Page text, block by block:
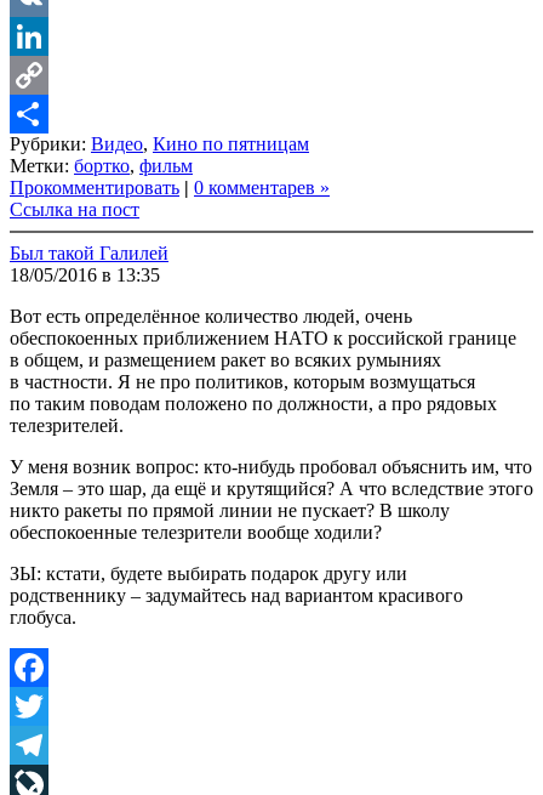
VK
LinkedIn
Copy
Link
Share
Рубрики: Видео, Кино по пятницам
Метки: бортко, фильм
Прокомментировать | 0 комментарев »
Ссылка на пост
Был такой Галилей
18/05/2016 в 13:35
Вот есть определённое количество людей, очень
обеспокоенных приближением НАТО к российской границе
в общем, и размещением ракет во всяких румыниях
в частности. Я не про политиков, которым возмущаться
по таким поводам положено по должности, а про рядовых
телезрителей.
У меня возник вопрос: кто-нибудь пробовал объяснить им, что
Земля – это шар, да ещё и крутящийся? А что вследствие этого
никто ракеты по прямой линии не пускает? В школу
обеспокоенные телезрители вообще ходили?
ЗЫ: кстати, будете выбирать подарок другу или
родственнику – задумайтесь над вариантом красивого
глобуса.
Facebook
Twitter
Telegram